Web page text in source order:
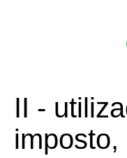
II -
imposto,